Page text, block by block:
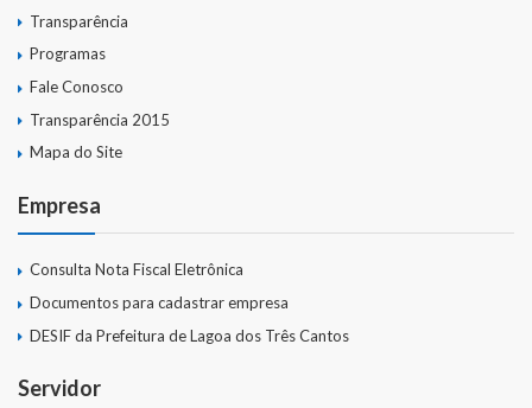
Transparência
Programas
Fale Conosco
Transparência 2015
Mapa do Site
Empresa
Consulta Nota Fiscal Eletrônica
Documentos para cadastrar empresa
DESIF da Prefeitura de Lagoa dos Três Cantos
Servidor